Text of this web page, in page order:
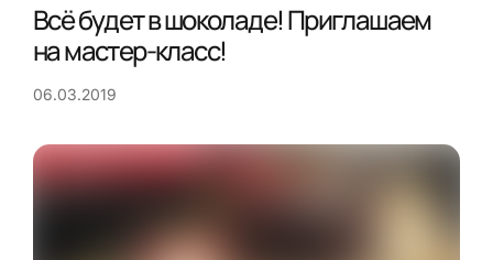
Всё будет в шоколаде! Приглашаем
на мастер-класс!
06.03.2019